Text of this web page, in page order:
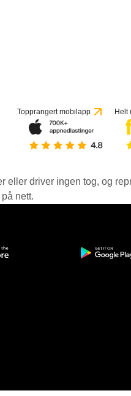
Topprangert mobilapp Helt
driver ingen tog, og
nett.